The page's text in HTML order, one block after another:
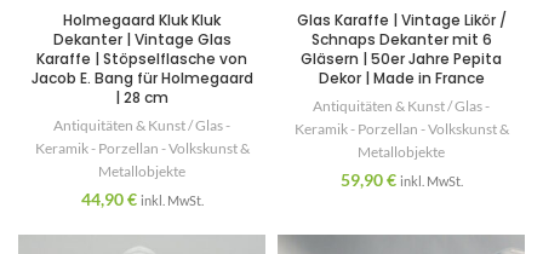
Holmegaard Kluk Kluk
Dekanter | Vintage Glas
Karaffe | Stöpselflasche von
Jacob E. Bang für Holmegaard
| 28 cm
Antiquitäten & Kunst / Glas -
Keramik - Porzellan - Volkskunst &
Metallobjekte
44,90€ inkl. MwSt.
Glas Karaffe | Vintage Likör /
Schnaps Dekanter mit 6
Gläsern | 50er Jahre Pepita
Dekor | Made in France
Antiquitäten & Kunst / Glas -
Keramik - Porzellan - Volkskunst &
Metallobjekte
59,90€ inkl. MwSt.